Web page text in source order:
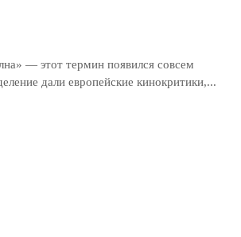
— этот термин появился совсем
дали европейские кинокритики,...